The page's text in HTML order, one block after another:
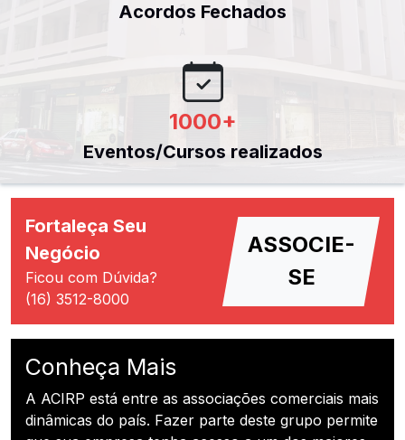
Acordos Fechados
1000+
Eventos/Cursos realizados
Fortaleça Seu
Negócio
Ficou com Dúvida?
(16) 3512-8000
ASSOCIE-
SE
Conheça Mais
A ACIRP está entre as associações comerciais mais
dinâmicas do país. Fazer parte deste grupo permite